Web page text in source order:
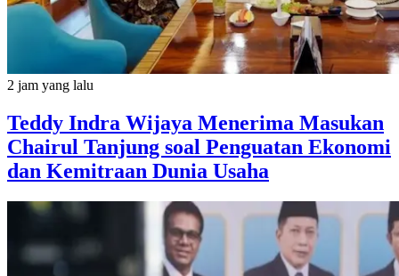
2 jam yang lalu
Teddy Indra Wijaya Menerima Masukan
Chairul Tanjung soal Penguatan Ekonomi
dan Kemitraan Dunia Usaha